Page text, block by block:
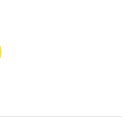
45 GR cantidad